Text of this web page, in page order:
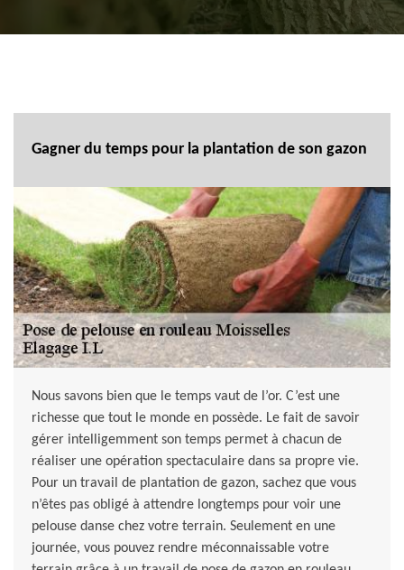
Gagner du temps pour la plantation de son gazon
Nous savons bien que le temps vaut de l’or. C’est une
richesse que tout le monde en possède. Le fait de savoir
gérer intelligemment son temps permet à chacun de
réaliser une opération spectaculaire dans sa propre vie.
Pour un travail de plantation de gazon, sachez que vous
n’êtes pas obligé à attendre longtemps pour voir une
pelouse danse chez votre terrain. Seulement en une
journée, vous pouvez rendre méconnaissable votre